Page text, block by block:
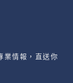
業情報，直送你